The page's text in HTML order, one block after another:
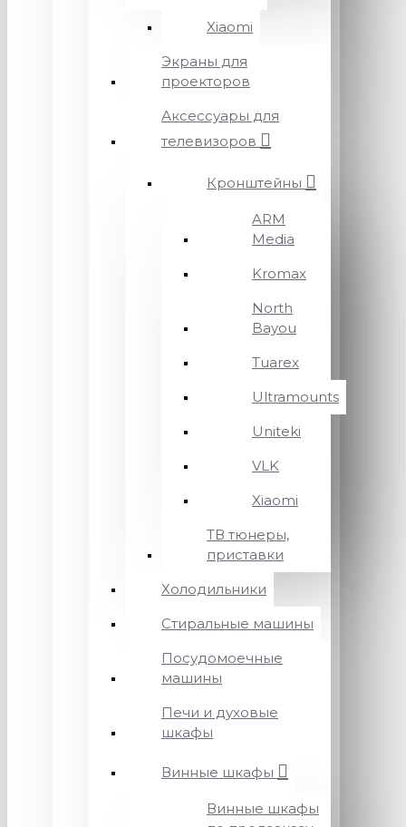
Xiaomi
Экраны для
проекторов
Аксессуары для
телевизоров
Кронштейны
ARM
Media
Kromax
North
Bayou
Tuarex
Ultramounts
Uniteki
VLK
Xiaomi
ТВ тюнеры,
приставки
Холодильники
Стиральные машины
Посудомоечные
машины
Печи и духовые
шкафы
Винные шкафы
Винные шкафы